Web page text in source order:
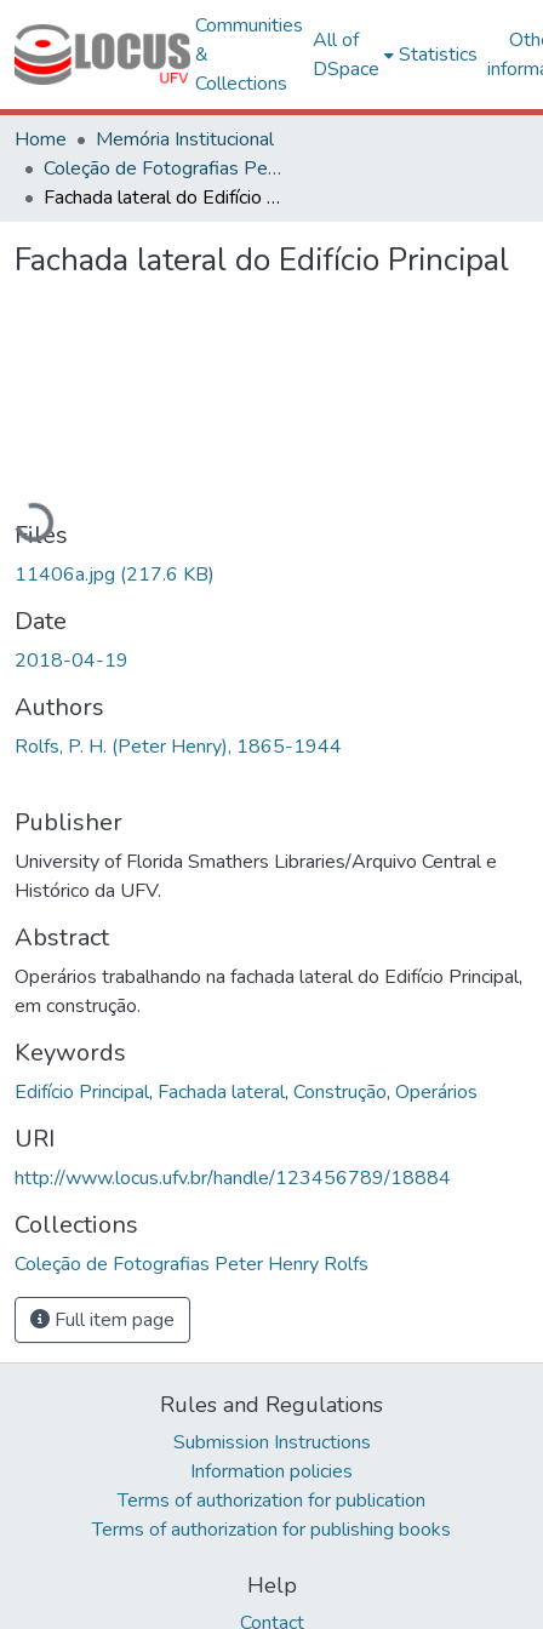
Communities
&
Collections
All of
DSpace
Statistics
Home
Memória Institucional
Coleção de Fotografias Peter Henry Rolfs
Fachada lateral do Edifício Principal
Fachada lateral do Edifício Principal
Loading...
Files
11406a.jpg (217.6 KB)
Date
2018-04-19
Authors
Rolfs, P. H. (Peter Henry), 1865-1944
Publisher
University of Florida Smathers Libraries/Arquivo Central e
Histórico da UFV.
Abstract
Operários trabalhando na fachada lateral do Edifício Principal,
em construção.
Keywords
Edifício Principal, Fachada lateral, Construção, Operários
URI
http://www.locus.ufv.br/handle/123456789/18884
Collections
Coleção de Fotografias Peter Henry Rolfs
Full item page
Rules and Regulations
Submission Instructions
Information policies
Terms of authorization for publication
Terms of authorization for publishing books
Help
Contact